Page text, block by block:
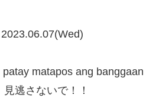
2023.06.07(Wed)
matapos ang
逃さないで！！